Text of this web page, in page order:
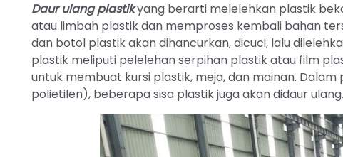
Daur ulang plastikyang berarti melelehkan plastik
atau limbah plastik dan memproses kembali bahan
dan botol plastik akan dihancurkan, dicuci, lalu
plastik meliputi pelelehan serpihan plastik atau film
untuk membuat kursi plastik, meja, dan mainan.
polietilen), beberapa sisa plastik juga akan didaur